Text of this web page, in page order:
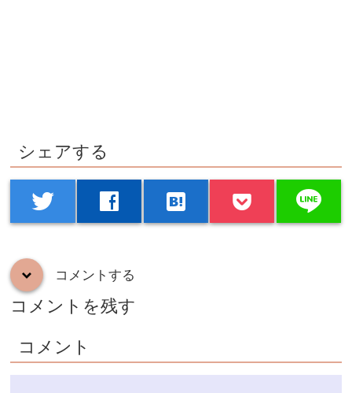
シェアする
twitter facebook hatenabookmark line
down コメントする
コメントを残す
コメント